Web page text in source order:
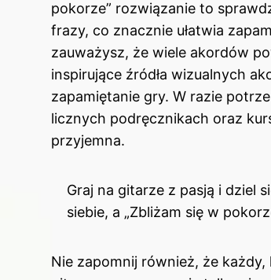
pokorze” rozwiązanie to
frazy, co znacznie ułatwia
zauważysz, że wiele akordów
inspirujące źródła wizualnych
zapamiętanie gry. W razie
licznych podręcznikach oraz
przyjemna.
Graj na gitarze z pasją i dziel
siebie, a „Zbliżam się w
Nie zapomnij również, że każdy,